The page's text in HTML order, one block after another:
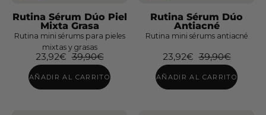
50+
Rutina Sérum Dúo Piel
Mixta Grasa
Rutina mini sérums para pieles
mixtas y grasas
23,92€ 39,90€
AÑADIR AL CARRITO
Sérum
Dúo
Antiacné
Rutina Sérum Dúo
Antiacné
Rutina mini sérums antiacné
23,92€ 39,90€
AÑADIR AL CARRITO